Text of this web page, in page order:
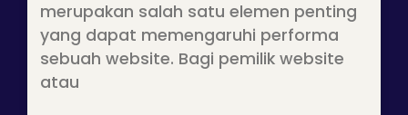
merupakan salah satu elemen penting
yang dapat memengaruhi performa
sebuah website. Bagi pemilik website
atau